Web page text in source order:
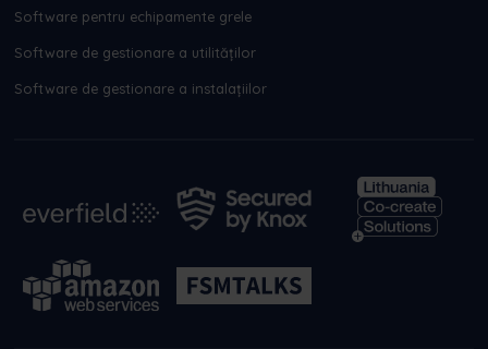
Software pentru echipamente grele
Software de gestionare a utilităților
Software de gestionare a instalațiilor